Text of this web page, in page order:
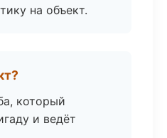
на объект.
который
и ведёт